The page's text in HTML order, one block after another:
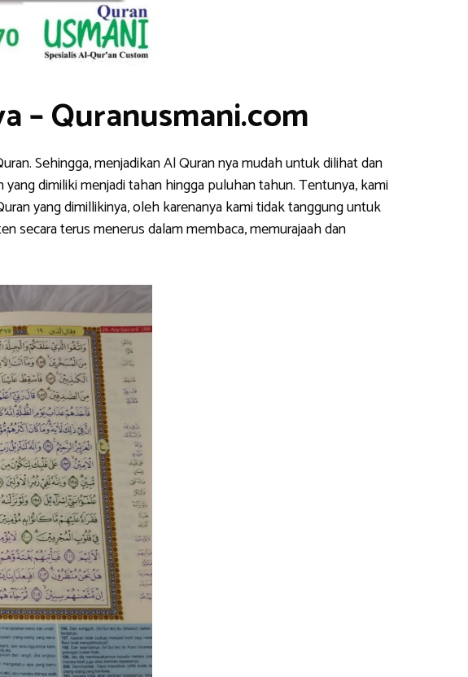
– Quranusmani.com
Sehingga, menjadikan Al Quran nya mudah untuk dilihat dan
dimiliki menjadi tahan hingga puluhan tahun. Tentunya, kami
yang dimillikinya, oleh karenanya kami tidak tanggung untuk
secara terus menerus dalam membaca, memurajaah dan